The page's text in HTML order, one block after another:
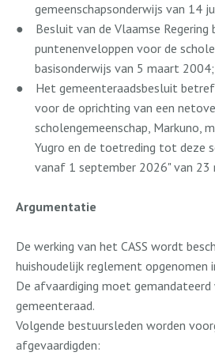
gemeenschapsonderwijs van 14
●
Besluit van de Vlaamse
puntenenveloppen voor de
basisonderwijs van 5 maart 2004;
●
Het gemeenteraadsbesluit
voor de oprichting van een
scholengemeenschap, Markuno,
Yugro en de toetreding tot deze
vanaf 1 september 2026" van 23
Argumentatie
De werking van het CASS wordt
huishoudelijk reglement opgenomen
De afvaardiging moet gemandateerd
gemeenteraad.
Volgende bestuursleden worden
afgevaardigden: